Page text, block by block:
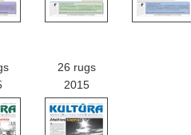
26 rugs
2015